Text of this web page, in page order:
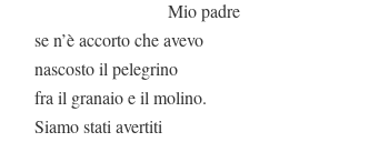
Mio padre
se n’è accorto che avevo
nascosto il pelegrino
fra il granaio e il molino.
Siamo stati avertiti